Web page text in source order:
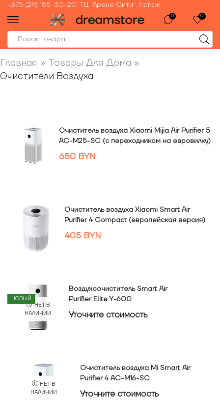
+375 (29) 155-30-20, ТЦ "Арена Сити", 1 этаж
0 0
Главная » Товары Для Дома »
Очистители Воздуха
Очиститель воздуха Xiaomi Mijia Air Purifier 5
AC-M25-SC (с переходником на евровилку)
650 BYN
Очиститель воздуха Xiaomi Smart Air
Purifier 4 Compact (европейская версия)
405 BYN
НОВЫЙ
НЕТ В
НАЛИЧИИ
Воздухоочиститель Smart Air
Purifier Elite Y-600
Уточнитe стоимость
НЕТ В
НАЛИЧИИ
Очиститель воздуха Mi Smart Air
Purifier 4 AC-M16-SC
Уточнитe стоимость